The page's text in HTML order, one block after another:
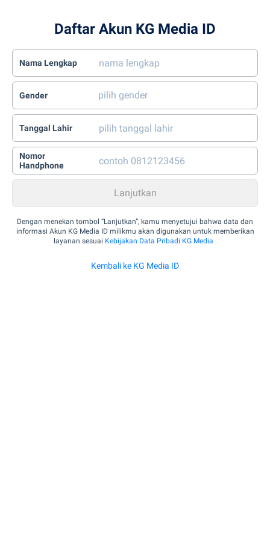
Daftar Akun KG Media ID
Nama Lengkap
Gender
Tanggal Lahir
Nomor
Handphone
Dengan menekan tombol “Lanjutkan”, kamu menyetujui bahwa data dan
informasi Akun KG Media ID milikmu akan digunakan untuk memberikan
layanan sesuai Kebijakan Data Pribadi KG Media .
Kembali ke KG Media ID